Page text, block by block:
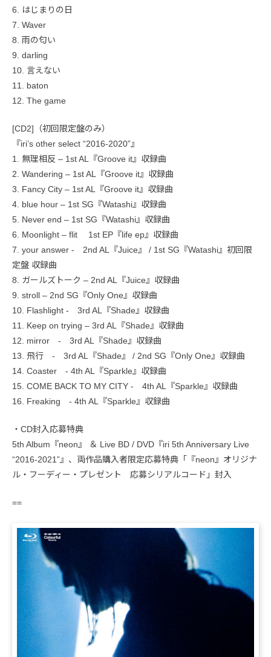
6. はじまりの日
7. Waver
8. 雨の匂い
9. darling
10. 言えない
11. baton
12. The game
[CD2]（初回限定盤のみ）
『iri’s other select “2016-2020”』
1. 無理相反 – 1st AL『Groove it』収録曲
2. Wandering – 1st AL『Groove it』収録曲
3. Fancy City – 1st AL『Groove it』収録曲
4. blue hour – 1st SG『Watashi』収録曲
5. Never end – 1st SG『Watashi』収録曲
6. Moonlight – flit 1st EP『life ep』収録曲
7. your answer - 2nd AL『Juice』 / 1st SG『Watashi』初回限
定盤 収録曲
8. ガールズトーク – 2nd AL『Juice』収録曲
9. stroll – 2nd SG『Only One』収録曲
10. Flashlight - 3rd AL『Shade』収録曲
11. Keep on trying – 3rd AL『Shade』収録曲
12. mirror - 3rd AL『Shade』収録曲
13. 飛行 - 3rd AL『Shade』 / 2nd SG『Only One』収録曲
14. Coaster - 4th AL『Sparkle』収録曲
15. COME BACK TO MY CITY - 4th AL『Sparkle』収録曲
16. Freaking - 4th AL『Sparkle』収録曲
・CD封入応募特典
5th Album『neon』 ＆ Live BD / DVD『iri 5th Anniversary Live
“2016-2021”』、両作品購入者限定応募特典「『neon』オリジナ
ル・フーディー・プレゼント 応募シリアルコード」封入
==